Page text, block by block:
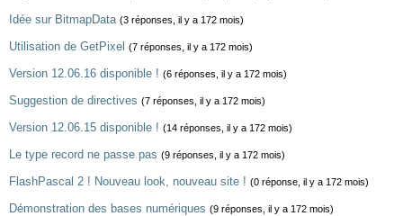
Idée sur BitmapData (3 réponses, il y a 172 mois)
Utilisation de GetPixel (7 réponses, il y a 172 mois)
Version 12.06.16 disponible ! (6 réponses, il y a 172 mois)
Suggestion de directives (7 réponses, il y a 172 mois)
Version 12.06.15 disponible ! (14 réponses, il y a 172 mois)
Le type record ne passe pas (9 réponses, il y a 172 mois)
FlashPascal 2 ! Nouveau look, nouveau site ! (0 réponse, il y a 172 mois)
Démonstration des bases numériques (9 réponses, il y a 172 mois)